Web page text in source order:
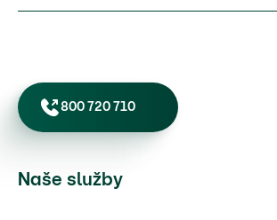
800 720 710
Naše služby